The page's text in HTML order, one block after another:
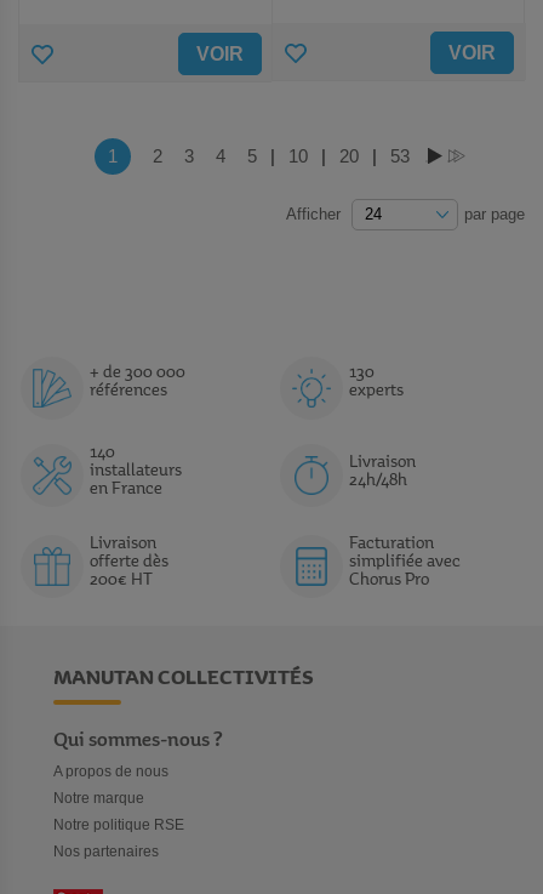
AJOUTER
FAVORIS
VOIR AJOUTER VOIR
PageVous lisez actuellement la page
1 Page
2 Page
3 Page
4 Page
5 | Page
10 | Page
20 | Page
53
Afficher par page
+ de 300 000
références
130
experts
140
installateurs
en France
Livraison
24h/48h
Livraison
offerte dès
200€ HT
Facturation
simplifiée avec
Chorus Pro
MANUTAN COLLECTIVITÉS
Qui sommes-nous ?
A propos de nous
Notre marque
Notre politique RSE
Nos partenaires